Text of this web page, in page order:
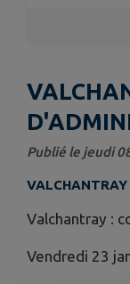
Publié le jeudi
VALCHANTRAY
Valchantray :
Vendredi 23